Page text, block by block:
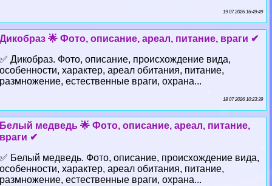
19 07 2026 16:49:49
Дикобраз 🌟 Фото, описание, ареал, питание, враги ✔
✅ Дикобраз. Фото, описание, происхождение вида,
особенности, хаpaктер, ареал обитания, питание,
размножение, естественные враги, охрана...
18 07 2026 10:23:39
Белый медведь 🌟 Фото, описание, ареал, питание,
враги ✔
✅ Белый медведь. Фото, описание, происхождение вида,
особенности, хаpaктер, ареал обитания, питание,
размножение, естественные враги, охрана...